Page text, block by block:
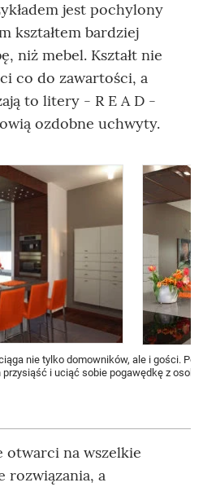
jest pochylony
kształtem bardziej
niż mebel. Kształt nie
co do zawartości, a
to litery - R E A D -
ozdobne uchwyty.
nie tylko domowników, ale i gości.
przysiąść i uciąć sobie pogawędkę z
otwarci na wszelkie
rozwiązania, a